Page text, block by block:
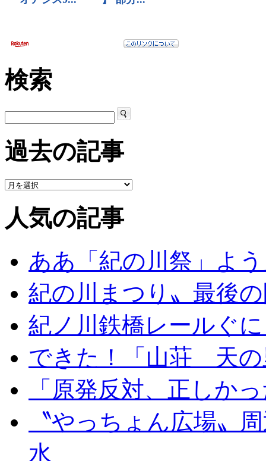
検索
過去の記事
人気の記事
ああ「紀の川祭」よ
紀の川まつり〟最後
紀ノ川鉄橋レールぐ
できた！「山荘 天の
「原発反対、正しか
〝やっちょん広場〟
水